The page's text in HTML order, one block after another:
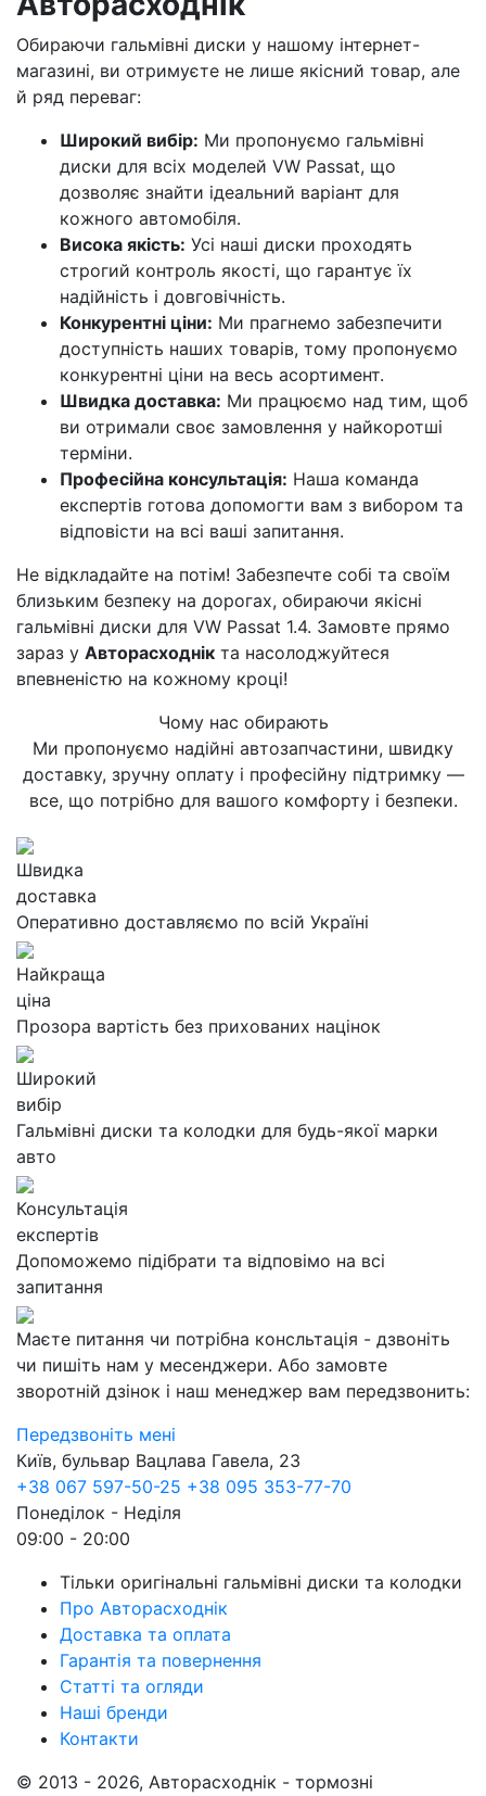
Обираючи гальмівні диски у нашому інтернет-
магазині, ви отримуєте не лише якісний товар, але
й ряд переваг:
Широкий вибір: Ми пропонуємо гальмівні
диски для всіх моделей VW Passat, що
дозволяє знайти ідеальний варіант для
кожного автомобіля.
Висока якість: Усі наші диски проходять
строгий контроль якості, що гарантує їх
надійність і довговічність.
Конкурентні ціни: Ми прагнемо забезпечити
доступність наших товарів, тому пропонуємо
конкурентні ціни на весь асортимент.
Швидка доставка: Ми працюємо над тим, щоб
ви отримали своє замовлення у найкоротші
терміни.
Професійна консультація: Наша команда
експертів готова допомогти вам з вибором та
відповісти на всі ваші запитання.
Не відкладайте на потім! Забезпечте собі та своїм
близьким безпеку на дорогах, обираючи якісні
гальмівні диски для VW Passat 1.4. Замовте прямо
зараз у Авторасходнік та насолоджуйтеся
впевненістю на кожному кроці!
Чому нас обирають
Ми пропонуємо надійні автозапчастини, швидку
доставку, зручну оплату і професійну підтримку —
все, що потрібно для вашого комфорту і безпеки.
Швидка
доставка
Оперативно доставляємо по всій Україні
Найкраща
ціна
Прозора вартість без прихованих націнок
Широкий
вибір
Гальмівні диски та колодки для будь-якої марки
авто
Консультація
експертів
Допоможемо підібрати та відповімо на всі
запитання
Маєте питання чи потрібна консльтація - дзвоніть
чи пишіть нам у месенджери. Або замовте
зворотній дзінок і наш менеджер вам передзвонить:
Передзвоніть мені
Київ, бульвар Вацлава Гавела, 23
+38 067 597-50-25 +38 095 353-77-70
Понеділок - Неділя
09:00 - 20:00
Тільки оригінальні гальмівні диски та колодки
Про Авторасходнік
Доставка та оплата
Гарантія та повернення
Статті та огляди
Наші бренди
Контакти
© 2013 - 2026, Авторасходнік - тормозні